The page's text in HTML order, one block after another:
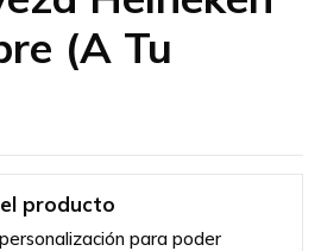
(A Tu
producto
para poder